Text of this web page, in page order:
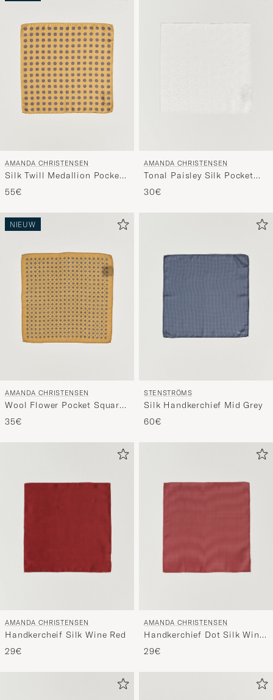
AMANDA CHRISTENSEN
Silk Twill Medallion Pocket
Square Yellow
55€
AMANDA CHRISTENSEN
Tonal Paisley Silk Pocket
Square Cream
30€
NIEUW
AMANDA CHRISTENSEN
Wool Flower Pocket Square
Yellow
35€
STENSTRÖMS
Silk Handkerchief Mid Grey
60€
AMANDA CHRISTENSEN
Handkercheif Silk Wine Red
29€
AMANDA CHRISTENSEN
Handkerchief Dot Silk Wine
Red
29€